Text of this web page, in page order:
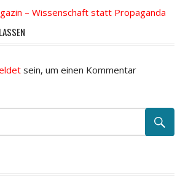
– Wissenschaft statt Propaganda
sein, um einen Kommentar